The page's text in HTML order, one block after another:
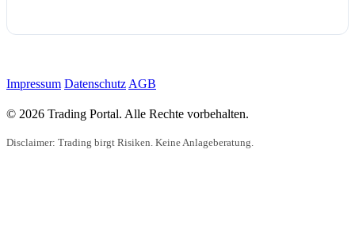
Impressum Datenschutz AGB
© 2026 Trading Portal. Alle Rechte vorbehalten.
Disclaimer: Trading birgt Risiken. Keine Anlageberatung.